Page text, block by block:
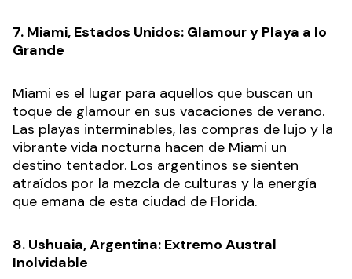
7. Miami, Estados Unidos: Glamour y Playa a lo
Grande
Miami es el lugar para aquellos que buscan un
toque de glamour en sus vacaciones de verano.
Las playas interminables, las compras de lujo y la
vibrante vida nocturna hacen de Miami un
destino tentador. Los argentinos se sienten
atraídos por la mezcla de culturas y la energía
que emana de esta ciudad de Florida.
8. Ushuaia, Argentina: Extremo Austral
Inolvidable